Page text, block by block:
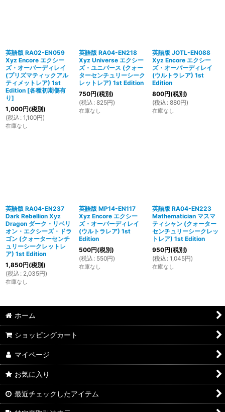
英語版 RA02-EN059
Xyz Encore エクシー
ズ・オーバーディレイ
(プリズマティックアル
ティメットレア) 1st
Edition [各種初期傷有
り]
1,000円(税別)
(税込 : 1,100円)
在庫なし
英語版 RA04-EN218
Xyz Universe エクシー
ズ・ユニバース (クォー
ターセンチュリーシーク
レットレア) 1st Edition
750円(税別)
(税込 : 825円)
在庫なし
英語版 JOTL-EN088
Xyz Encore エクシー
ズ・オーバーディレイ
(ウルトラレア) 1st
Edition
800円(税別)
(税込 : 880円)
在庫なし
英語版 RA04-EN237
Dark Rebellion Xyz
Dragon ダーク・リベリ
オン・エクシーズ・ドラ
ゴン (クォーターセンチ
ュリーシークレットレ
ア) 1st Edition
1,850円(税別)
(税込 : 2,035円)
在庫なし
英語版 MP14-EN117
Xyz Encore エクシー
ズ・オーバーディレイ
(ウルトラレア) 1st
Edition
500円(税別)
(税込 : 550円)
在庫なし
英語版 RA04-EN223
Mathematician マスマ
ティシャン (クォーター
センチュリーシークレッ
トレア) 1st Edition
950円(税別)
(税込 : 1,045円)
在庫なし
ホーム
ショッピングカート
マイページ
お気に入り
最近チェックしたアイテム